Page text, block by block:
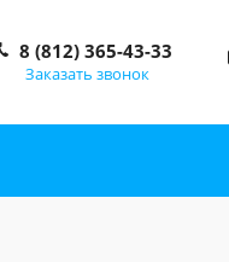
8 (812) 365-43-33
Заказать звонок